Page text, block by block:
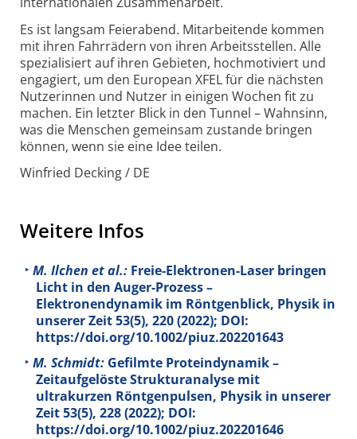
Es ist langsam Feierabend. Mitarbeitende kommen
mit ihren Fahrrädern von ihren Arbeitsstellen. Alle
spezialisiert auf ihren Gebieten, hochmotiviert und
engagiert, um den European XFEL für die nächsten
Nutzerinnen und Nutzer in einigen Wochen fit zu
machen. Ein letzter Blick in den Tunnel – Wahnsinn,
was die Menschen gemeinsam zustande bringen
können, wenn sie eine Idee teilen.
Winfried Decking / DE
Weitere Infos
M. Ilchen et al.: Freie-Elektronen-Laser bringen
Licht in den Auger-Prozess –
Elektronendynamik im Röntgenblick, Physik in
unserer Zeit53(5), 220 (2022); DOI:
https://doi.org/10.1002/piuz.202201643
M. Schmidt: Gefilmte Proteindynamik –
Zeitaufgelöste Strukturanalyse mit
ultrakurzen Röntgenpulsen, Physik in unserer
Zeit53(5), 228 (2022); DOI:
https://doi.org/10.1002/piuz.202201646